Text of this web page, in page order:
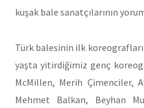
kuşak bale sanatçılarının
Türk balesinin ilk
yaşta yitirdiğimiz genç
McMillen, Merih Çimenciler,
Mehmet Balkan, Beyhan